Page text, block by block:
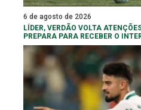
6 de agosto de 2026
LÍDER, VERDÃO VOLTA
PREPARA PARA RECEBER O